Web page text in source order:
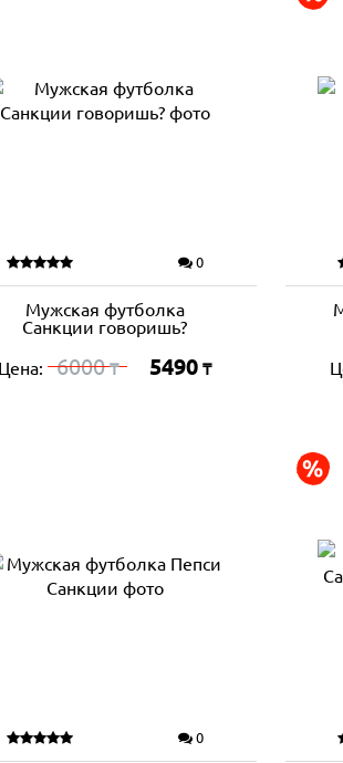
0
Мужская футболка
Санкции говоришь?
Цена: 6000₸ 5490 ₸
0